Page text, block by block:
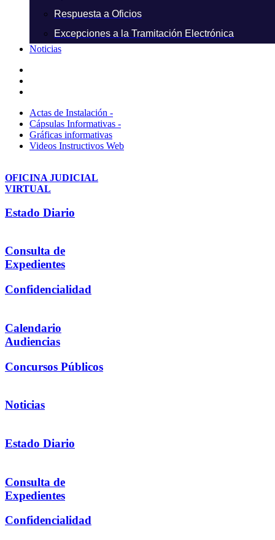
Respuesta a Oficios
Excepciones a la Tramitación Electrónica
Noticias
Actas de Instalación -
Cápsulas Informativas -
Gráficas informativas
Videos Instructivos Web
OFICINA JUDICIAL
VIRTUAL
Estado Diario
Consulta de
Expedientes
Confidencialidad
Calendario
Audiencias
Concursos Públicos
Noticias
Estado Diario
Consulta de
Expedientes
Confidencialidad